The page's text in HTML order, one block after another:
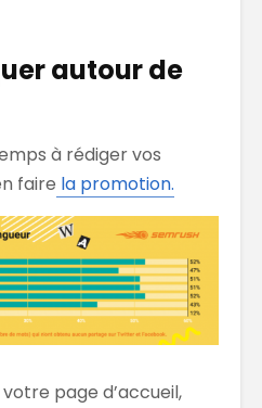
autour de
à rédiger vos
faire la promotion.
page d’accueil,